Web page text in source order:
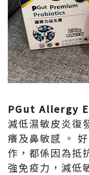
PGut Allergy
減低濕敏皮炎復
癢及鼻敏感 。
作，都係因為抵
強免疫力，減低